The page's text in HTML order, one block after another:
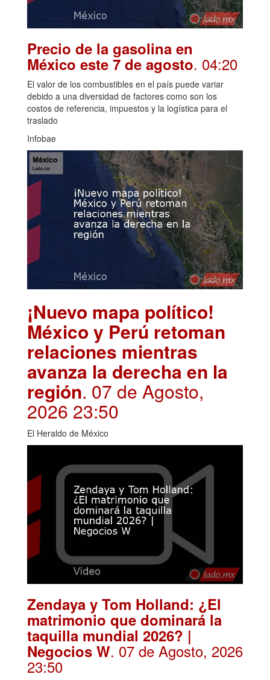
Precio de la gasolina en
México este 7 de agosto. 04:20
El valor de los combustibles en el país puede variar
debido a una diversidad de factores como son los
costos de referencia, impuestos y la logística para el
traslado
Infobae
¡Nuevo mapa político!
México y Perú retoman
relaciones mientras
avanza la derecha en la
región. 07 de Agosto,
2026 23:50
El Heraldo de México
Zendaya y Tom Holland: ¿El
matrimonio que dominará la
taquilla mundial 2026? |
Negocios W. 07 de Agosto, 2026
23:50